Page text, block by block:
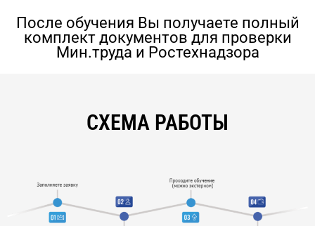
После обучения Вы получаете полный
комплект документов для проверки
Мин.труда и Ростехнадзора
СХЕМА РАБОТЫ